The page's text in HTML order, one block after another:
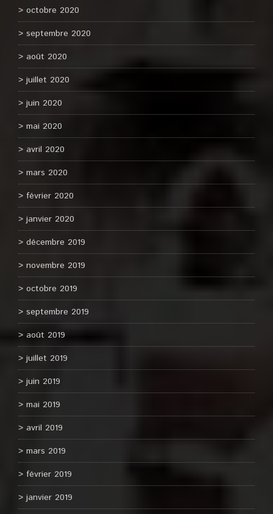
octobre 2020
septembre 2020
août 2020
juillet 2020
juin 2020
mai 2020
avril 2020
mars 2020
février 2020
janvier 2020
décembre 2019
novembre 2019
octobre 2019
septembre 2019
août 2019
juillet 2019
juin 2019
mai 2019
avril 2019
mars 2019
février 2019
janvier 2019